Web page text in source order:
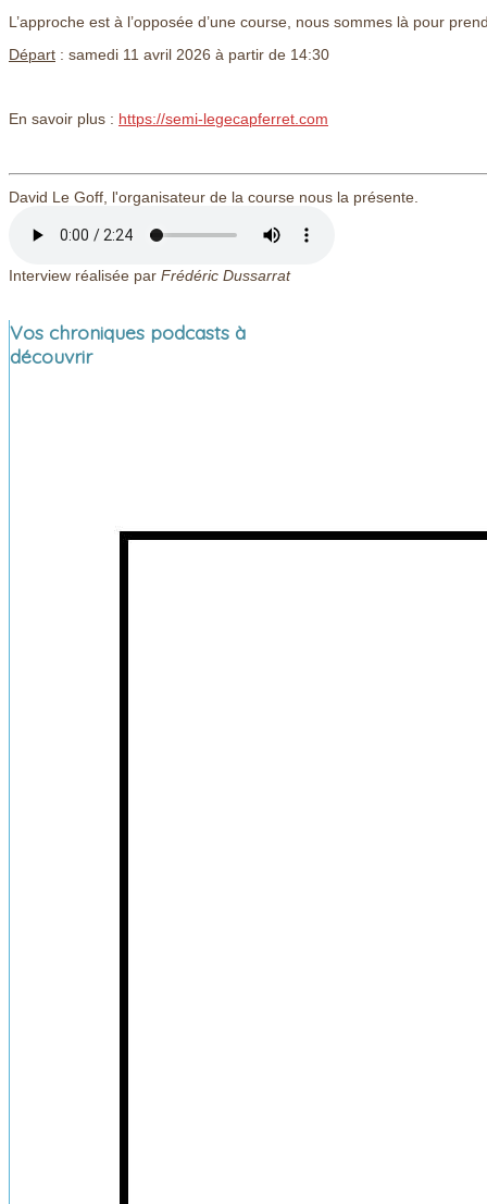
L’approche est à l’opposée d’une course, nous sommes là pour
Départ : samedi 11 avril 2026 à partir de 14:30
En savoir plus : https://semi-legecapferret.com
David Le Goff, l'organisateur de la course nous la présente.
Interview réalisée par Frédéric Dussarrat
Vos chroniques podcasts à
découvrir